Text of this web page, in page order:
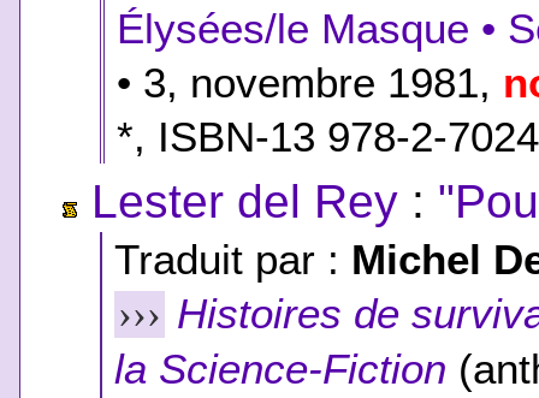
Élysées/le Masque •
• 3, novembre 1981,
*, ISBN-13 978-2-
Lester del Rey :
Traduit par : Michel
››› Histoires de
la Science-Fiction